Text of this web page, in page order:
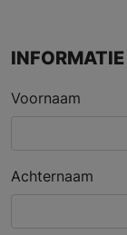
INFORMATIE
Voornaam
Achternaam